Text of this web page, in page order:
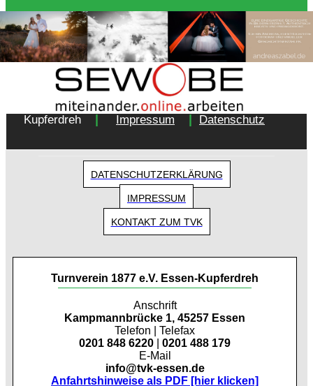
Copyright 2018 - Turnverein 1877 e.V. Essen-
Kupferdreh
Impressum Datenschutz
DATENSCHUTZERKLÄRUNG
IMPRESSUM
KONTAKT ZUM TVK
Turnverein 1877 e.V. Essen-Kupferdreh
Anschrift
Kampmannbrücke 1, 45257 Essen
Telefon | Telefax
0201 848 6220
0201 488 179
E-Mail
info@tvk-essen.de
Anfahrtshinweise als PDF [hier klicken]